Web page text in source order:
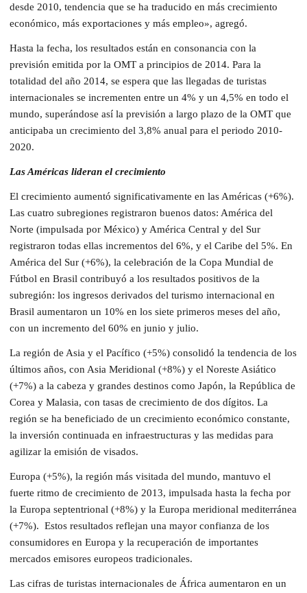
desde 2010, tendencia que se ha traducido en más crecimiento
económico, más exportaciones y más empleo», agregó.
Hasta la fecha, los resultados están en consonancia con la
previsión emitida por la OMT a principios de 2014. Para la
totalidad del año 2014, se espera que las llegadas de turistas
internacionales se incrementen entre un 4% y un 4,5% en todo el
mundo, superándose así la previsión a largo plazo de la OMT que
anticipaba un crecimiento del 3,8% anual para el periodo 2010-
2020.
Las Américas lideran el crecimiento
El crecimiento aumentó significativamente en las Américas (+6%).
Las cuatro subregiones registraron buenos datos: América del
Norte (impulsada por México) y América Central y del Sur
registraron todas ellas incrementos del 6%, y el Caribe del 5%. En
América del Sur (+6%), la celebración de la Copa Mundial de
Fútbol en Brasil contribuyó a los resultados positivos de la
subregión: los ingresos derivados del turismo internacional en
Brasil aumentaron un 10% en los siete primeros meses del año,
con un incremento del 60% en junio y julio.
La región de Asia y el Pacífico (+5%) consolidó la tendencia de los
últimos años, con Asia Meridional (+8%) y el Noreste Asiático
(+7%) a la cabeza y grandes destinos como Japón, la República de
Corea y Malasia, con tasas de crecimiento de dos dígitos. La
región se ha beneficiado de un crecimiento económico constante,
la inversión continuada en infraestructuras y las medidas para
agilizar la emisión de visados.
Europa (+5%), la región más visitada del mundo, mantuvo el
fuerte ritmo de crecimiento de 2013, impulsada hasta la fecha por
la Europa septentrional (+8%) y la Europa meridional mediterránea
(+7%). Estos resultados reflejan una mayor confianza de los
consumidores en Europa y la recuperación de importantes
mercados emisores europeos tradicionales.
Las cifras de turistas internacionales de África aumentaron en un